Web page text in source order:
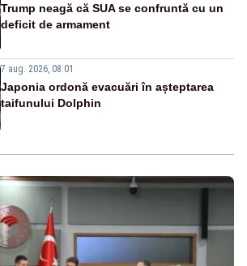
Trump neagă că SUA se confruntă cu un
deficit de armament
7 aug. 2026, 08:01
Japonia ordonă evacuări în așteptarea
taifunului Dolphin